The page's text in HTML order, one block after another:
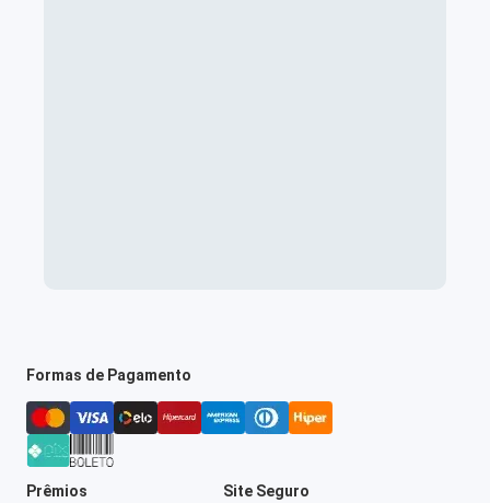
Formas de Pagamento
Prêmios Site Seguro